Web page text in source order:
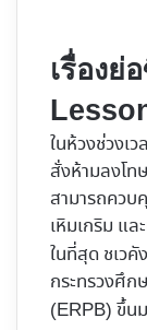
เรื่องย่
ในห้วงช่วงเ
สั่งห้ามลงโท
สามารถควบ
เหิมเกริม แ
ในที่สุด ชเว
กระทรวงศึ
(ERPB) ขึ้น